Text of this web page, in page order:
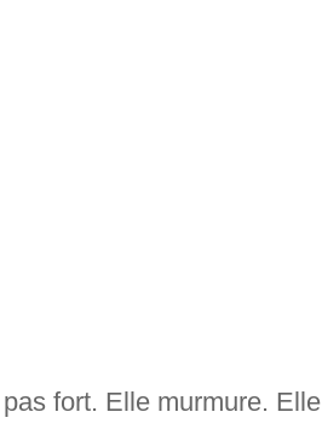
fort. Elle murmure. Elle